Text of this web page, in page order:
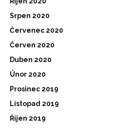
Srpen 2020
Červenec 2020
Červen 2020
Duben 2020
Únor 2020
Prosinec 2019
Listopad 2019
Říjen 2019